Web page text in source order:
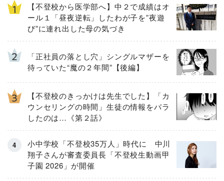
【不登校から医学部へ】中２で成績はオ
ール１「昼夜逆転」したわが子を”夜遊
び”に連れ出した母の気づき
「正社員の落とし穴」シングルマザーを
待っていた“魔の２年間”【後編】
【不登校のきっかけは先生でした】「カ
ウンセリングの時間」生徒の情報をバラ
したのは…《第２話》
小中学校「不登校35万人」時代に 中川
翔子さんが審査委員長「不登校生動画甲
子園 2026」が開催